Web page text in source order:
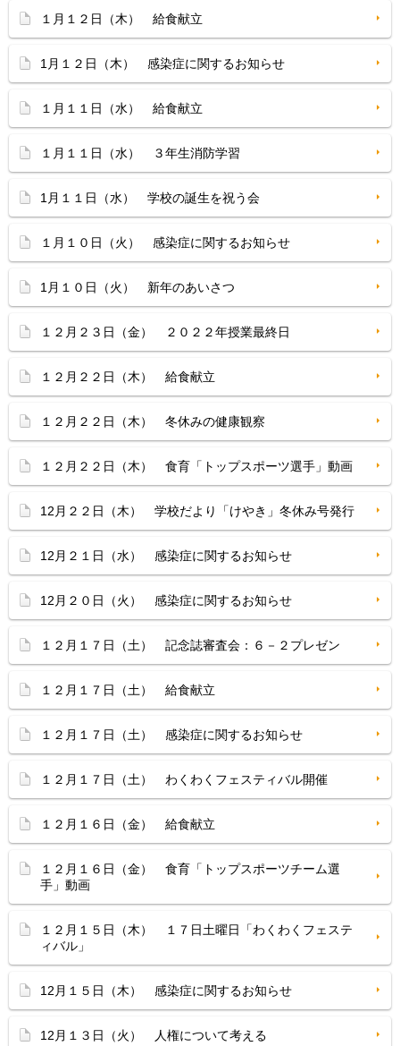
１月１２日（木） 給食献立
1月１２日（木） 感染症に関するお知らせ
１月１１日（水） 給食献立
１月１１日（水） ３年生消防学習
1月１１日（水） 学校の誕生を祝う会
１月１０日（火） 感染症に関するお知らせ
1月１０日（火） 新年のあいさつ
１２月２３日（金） ２０２２年授業最終日
１２月２２日（木） 給食献立
１２月２２日（木） 冬休みの健康観察
１２月２２日（木） 食育「トップスポーツ選手」動画
12月２２日（木） 学校だより「けやき」冬休み号発行
12月２１日（水） 感染症に関するお知らせ
12月２０日（火） 感染症に関するお知らせ
１２月１７日（土） 記念誌審査会：６－２プレゼン
１２月１７日（土） 給食献立
１２月１７日（土） 感染症に関するお知らせ
１２月１７日（土） わくわくフェスティバル開催
１２月１６日（金） 給食献立
１２月１６日（金） 食育「トップスポーツチーム選
手」動画
１２月１５日（木） １７日土曜日「わくわくフェステ
ィバル」
12月１５日（木） 感染症に関するお知らせ
12月１３日（火） 人権について考える